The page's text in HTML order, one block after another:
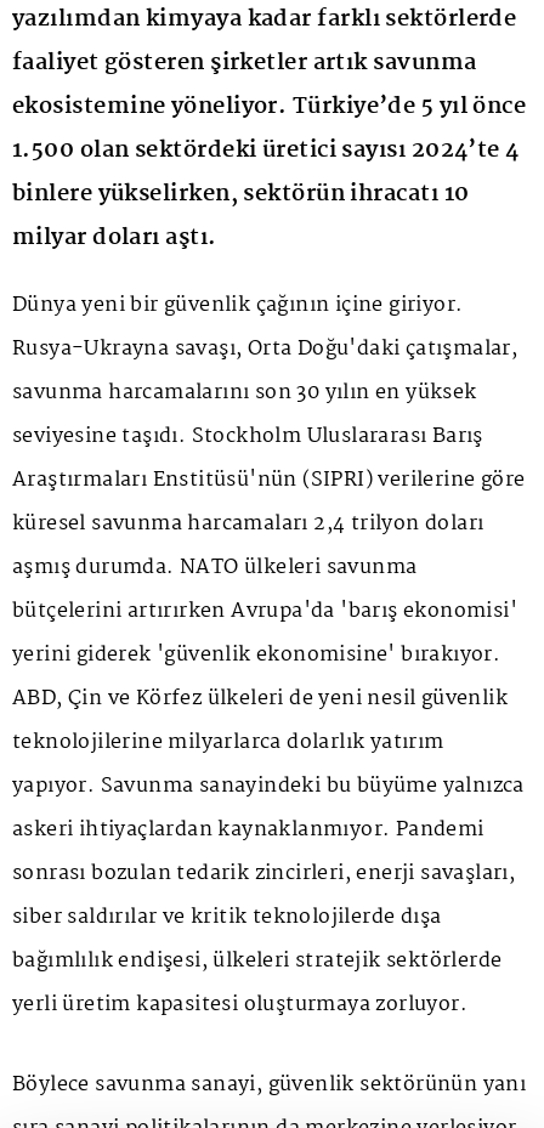
yazılımdan kimyaya kadar farklı sektörlerde
faaliyet gösteren şirketler artık savunma
ekosistemine yöneliyor. Türkiye’de 5 yıl önce
1.500 olan sektördeki üretici sayısı 2024’te 4
binlere yükselirken, sektörün ihracatı 10
milyar doları aştı.
Dünya yeni bir güvenlik çağının içine giriyor.
Rusya-Ukrayna savaşı, Orta Doğu'daki çatışmalar,
savunma harcamalarını son 30 yılın en yüksek
seviyesine taşıdı. Stockholm Uluslararası Barış
Araştırmaları Enstitüsü'nün (SIPRI) verilerine göre
küresel savunma harcamaları 2,4 trilyon doları
aşmış durumda. NATO ülkeleri savunma
bütçelerini artırırken Avrupa'da 'barış ekonomisi'
yerini giderek 'güvenlik ekonomisine' bırakıyor.
ABD, Çin ve Körfez ülkeleri de yeni nesil güvenlik
teknolojilerine milyarlarca dolarlık yatırım
yapıyor. Savunma sanayindeki bu büyüme yalnızca
askeri ihtiyaçlardan kaynaklanmıyor. Pandemi
sonrası bozulan tedarik zincirleri, enerji savaşları,
siber saldırılar ve kritik teknolojilerde dışa
bağımlılık endişesi, ülkeleri stratejik sektörlerde
yerli üretim kapasitesi oluşturmaya zorluyor.
Böylece savunma sanayi, güvenlik sektörünün yanı